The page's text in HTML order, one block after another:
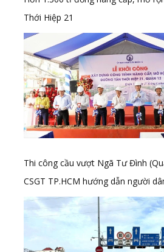
Thới Hiệp 21
Thi công cầu vượt Ngã Tư Đình
CSGT TP.HCM hướng dẫn người
trình mới